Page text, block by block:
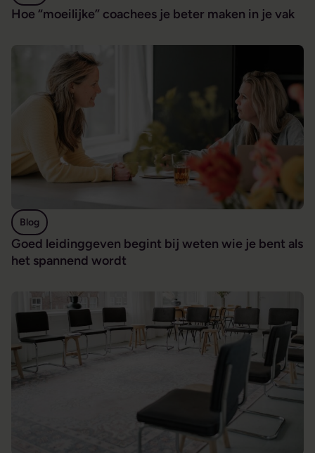
Hoe “moeilijke” coachees je beter maken in je vak
Goed leidinggeven begint bij weten wie je bent als
het spannend wordt
Blog
Goed leidinggeven begint bij weten wie je bent als het
Regie nemen begint bij het kennen van jezelf, ook als coach